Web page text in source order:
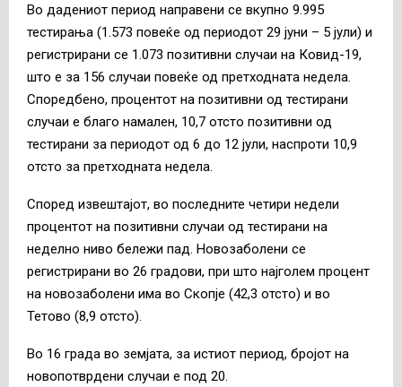
Во дадениот период направени се вкупно 9.995
тестирања (1.573 повеќе од периодот 29 јуни – 5 јули) и
регистрирани се 1.073 позитивни случаи на Ковид-19,
што е за 156 случаи повеќе од претходната недела.
Споредбено, процентот на позитивни од тестирани
случаи е благо намален, 10,7 отсто позитивни од
тестирани за периодот од 6 до 12 јули, наспроти 10,9
отсто за претходната недела.
Според извештајот, во последните четири недели
процентот на позитивни случаи од тестирани на
неделно ниво бележи пад. Новозаболени се
регистрирани во 26 градови, при што најголем процент
на новозаболени има во Скопје (42,3 отсто) и во
Тетово (8,9 отсто).
Во 16 града во земјата, за истиот период, бројот на
новопотврдени случаи е под 20.